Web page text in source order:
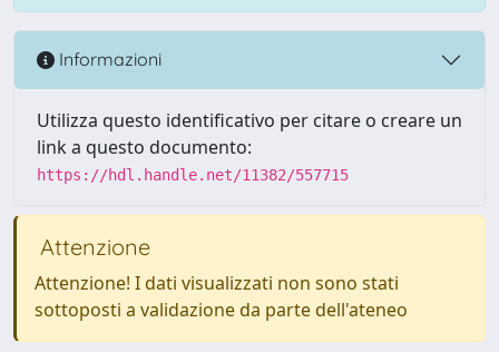
Informazioni
Utilizza questo identificativo per citare o creare un
link a questo documento:
https://hdl.handle.net/11382/557715
Attenzione
Attenzione! I dati visualizzati non sono stati
sottoposti a validazione da parte dell'ateneo